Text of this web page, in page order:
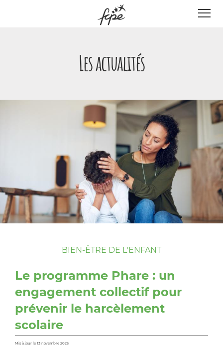
Les actualités
BIEN-ÊTRE DE L'ENFANT
Le programme Phare : un
engagement collectif pour
prévenir le harcèlement
scolaire
Mis à jour le 13 novembre 2025
Panneau de gestion des cookies